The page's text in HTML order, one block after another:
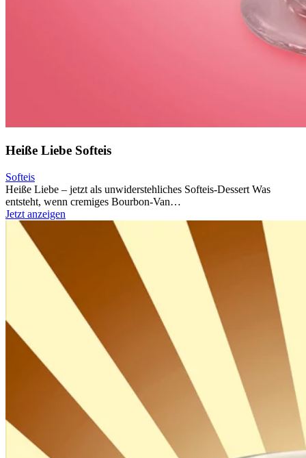
Heiße Liebe Softeis
Softeis
Heiße Liebe – jetzt als unwiderstehliches Softeis-Dessert Was
entsteht, wenn cremiges Bourbon-Van…
Jetzt anzeigen